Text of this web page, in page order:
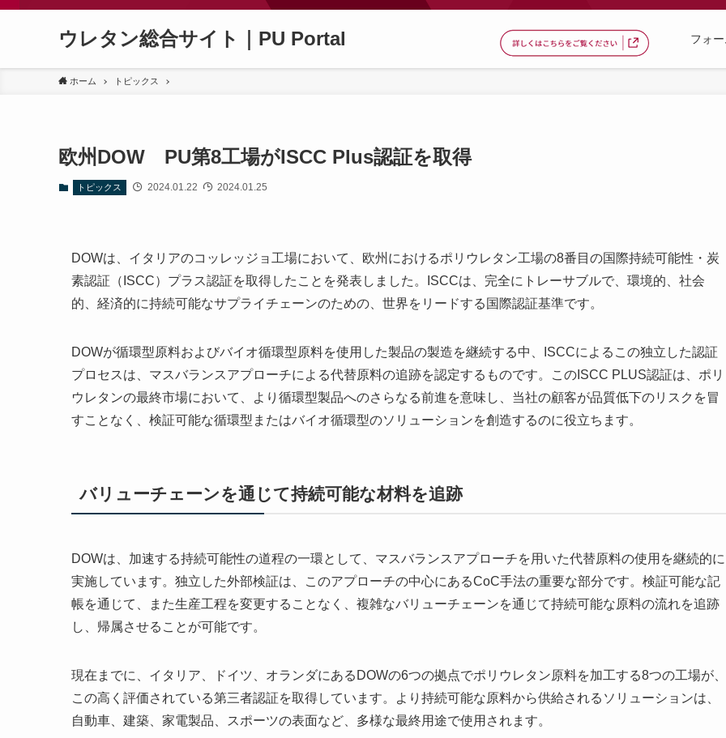
ウレタン総合サイト｜PU Portal フォ
ホーム トピックス
欧州DOW PU第8工場がISCC Plus認証を取得
トピックス 2024.01.22 2024.01.25
DOWは、イタリアのコッレッジョ工場において、欧州におけるポリウレタン工場の8番目の国際持続可能性・炭
素認証（ISCC）プラス認証を取得したことを発表しました。ISCCは、完全にトレーサブルで、環境的、社会
的、経済的に持続可能なサプライチェーンのための、世界をリードする国際認証基準です。
DOWが循環型原料およびバイオ循環型原料を使用した製品の製造を継続する中、ISCCによるこの独立した認証
プロセスは、マスバランスアプローチによる代替原料の追跡を認定するものです。このISCC PLUS認証は、ポリ
ウレタンの最終市場において、より循環型製品へのさらなる前進を意味し、当社の顧客が品質低下のリスクを冒
すことなく、検証可能な循環型またはバイオ循環型のソリューションを創造するのに役立ちます。
バリューチェーンを通じて持続可能な材料を追跡
DOWは、加速する持続可能性の道程の一環として、マスバランスアプローチを用いた代替原料の使用を継続的に
実施しています。独立した外部検証は、このアプローチの中心にあるCoC手法の重要な部分です。検証可能な記
帳を通じて、また生産工程を変更することなく、複雑なバリューチェーンを通じて持続可能な原料の流れを追跡
し、帰属させることが可能です。
現在までに、イタリア、ドイツ、オランダにあるDOWの6つの拠点でポリウレタン原料を加工する8つの工場が、
この高く評価されている第三者認証を取得しています。より持続可能な原料から供給されるソリューションは、
自動車、建築、家電製品、スポーツの表面など、多様な最終用途で使用されます。